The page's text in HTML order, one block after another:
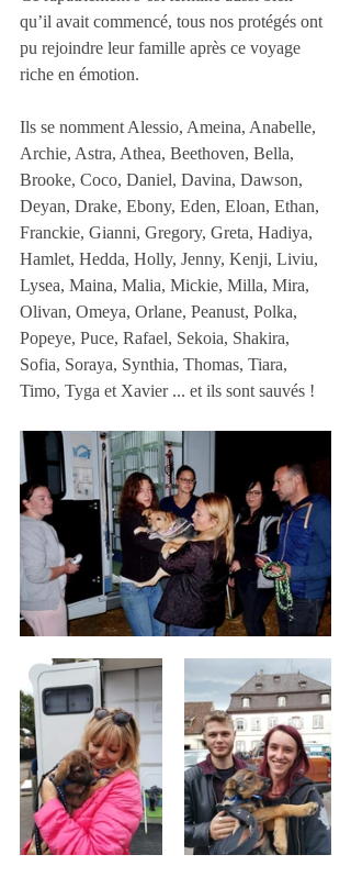
qu’il avait commencé, tous nos protégés ont
pu rejoindre leur famille après ce voyage
riche en émotion.
Ils se nomment Alessio, Ameina, Anabelle,
Archie, Astra, Athea, Beethoven, Bella,
Brooke, Coco, Daniel, Davina, Dawson,
Deyan, Drake, Ebony, Eden, Eloan, Ethan,
Franckie, Gianni, Gregory, Greta, Hadiya,
Hamlet, Hedda, Holly, Jenny, Kenji, Liviu,
Lysea, Maina, Malia, Mickie, Milla, Mira,
Olivan, Omeya, Orlane, Peanust, Polka,
Popeye, Puce, Rafael, Sekoia, Shakira,
Sofia, Soraya, Synthia, Thomas, Tiara,
Timo, Tyga et Xavier ... et ils sont sauvés !